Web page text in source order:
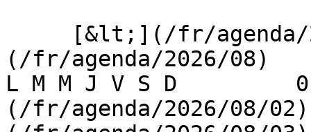
(/fr/agenda/2026/08)
L M M J V S D
(/fr/agenda/2026/08/